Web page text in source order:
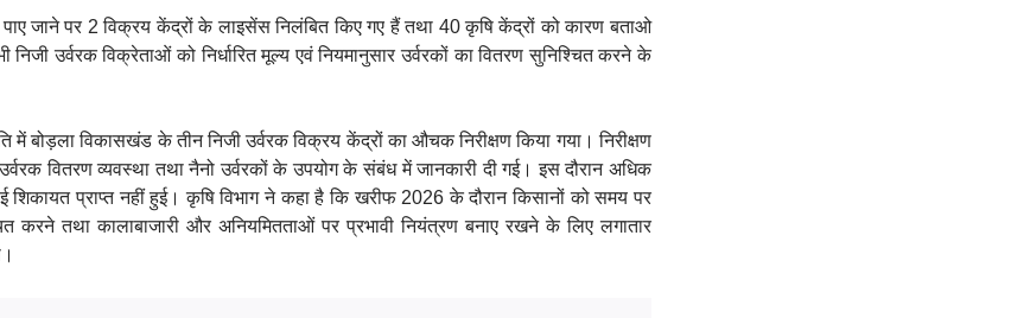
पाए जाने पर 2 विक्रय केंद्रों के लाइसेंस निलंबित किए गए हैं तथा 40 कृषि केंद्रों को कारण बताओ
निजी उर्वरक विक्रेताओं को निर्धारित मूल्य एवं नियमानुसार उर्वरकों का वितरण सुनिश्चित करने के
में बोड़ला विकासखंड के तीन निजी उर्वरक विक्रय केंद्रों का औचक निरीक्षण किया गया। निरीक्षण
वितरण व्यवस्था तथा नैनो उर्वरकों के उपयोग के संबंध में जानकारी दी गई। इस दौरान अधिक
शिकायत प्राप्त नहीं हुई। कृषि विभाग ने कहा है कि खरीफ 2026 के दौरान किसानों को समय पर
करने तथा कालाबाजारी और अनियमितताओं पर प्रभावी नियंत्रण बनाए रखने के लिए लगातार